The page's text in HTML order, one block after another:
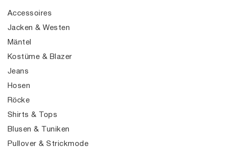
Accessoires
Jacken & Westen
Mäntel
Kostüme & Blazer
Jeans
Hosen
Röcke
Shirts & Tops
Blusen & Tuniken
Pullover & Strickmode